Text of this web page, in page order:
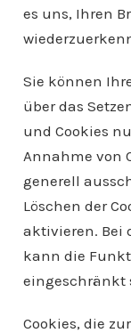
es uns, Ihren
Sie können
über das
und Cookies
Annahme von
generell
Löschen der
aktivieren. Bei
kann die
eingeschränkt
Cookies, die